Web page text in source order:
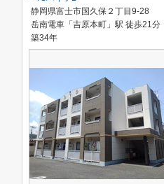
静岡県富士市国久保２丁目9-28
岳南電車「吉原本町」駅 徒歩21分
築34年